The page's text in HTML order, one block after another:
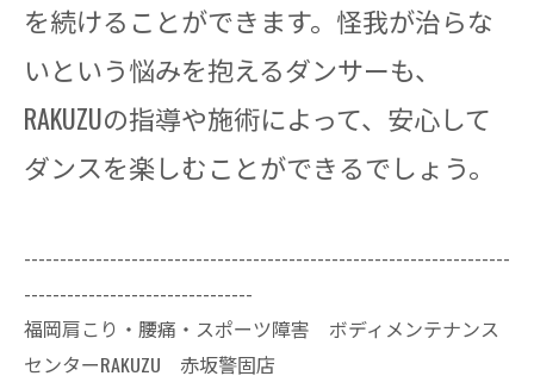
を続けることができます。怪我が治らな
いという悩みを抱えるダンサーも、
RAKUZUの指導や施術によって、安心して
ダンスを楽しむことができるでしょう。
--------------------------------------------------------------------
--------------------------------
福岡肩こり・腰痛・スポーツ障害 ボディメンテナンス
センターRAKUZU 赤坂警固店